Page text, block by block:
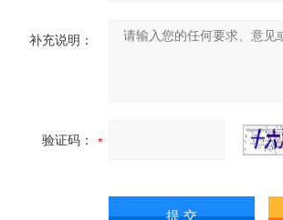
补充说明：
验证码：